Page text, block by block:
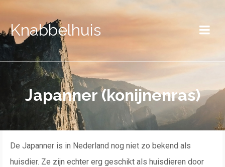
Knabbelhuis
Japanner (konijnenras)
De Japanner is in Nederland nog niet zo bekend als
huisdier. Ze zijn echter erg geschikt als huisdieren door